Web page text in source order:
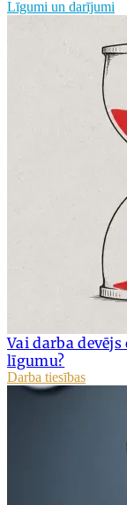
Līgumi un darījumi
Vai darba
līgumu?
Darba tiesības